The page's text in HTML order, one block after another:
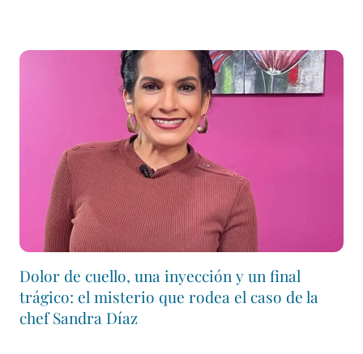
Dolor de cuello, una inyección y un final
trágico: el misterio que rodea el caso de la
chef Sandra Díaz